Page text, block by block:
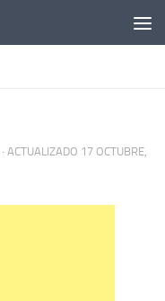
· ACTUALIZADO 17 OCTUBRE,